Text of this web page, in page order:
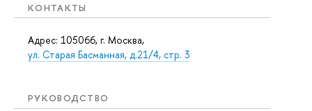
КОНТАКТЫ
Адрес: 105066, г. Москва,
ул. Старая Басманная, д.21/4, стр. 3
РУКОВОДСТВО